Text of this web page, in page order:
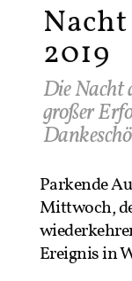
2019
Die Nacht
großer
Parkende
Mittwoch,
Ereignis in